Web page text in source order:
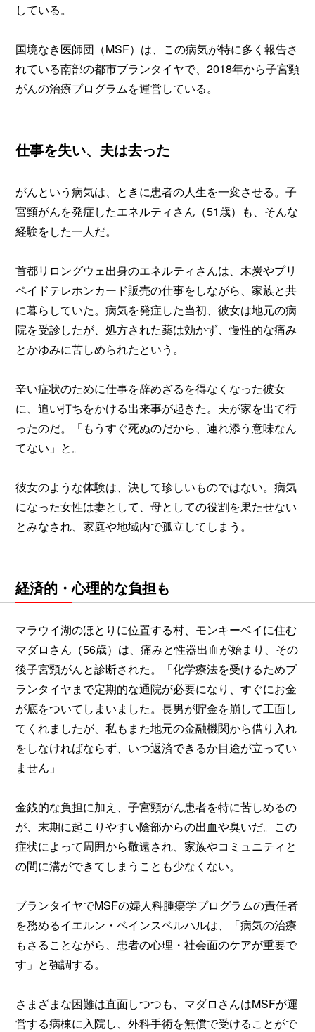
している。
国境なき医師団（MSF）は、この病気が特に多く報告さ
れている南部の都市ブランタイヤで、2018年から子宮頸
がんの治療プログラムを運営している。
仕事を失い、夫は去った
がんという病気は、ときに患者の人生を一変させる。子
宮頸がんを発症したエネルティさん（51歳）も、そんな
経験をした一人だ。
首都リロングウェ出身のエネルティさんは、木炭やプリ
ペイドテレホンカード販売の仕事をしながら、家族と共
に暮らしていた。病気を発症した当初、彼女は地元の病
院を受診したが、処方された薬は効かず、慢性的な痛み
とかゆみに苦しめられたという。
辛い症状のために仕事を辞めざるを得なくなった彼女
に、追い打ちをかける出来事が起きた。夫が家を出て行
ったのだ。「もうすぐ死ぬのだから、連れ添う意味なん
てない」と。
彼女のような体験は、決して珍しいものではない。病気
になった女性は妻として、母としての役割を果たせない
とみなされ、家庭や地域内で孤立してしまう。
経済的・心理的な負担も
マラウイ湖のほとりに位置する村、モンキーベイに住む
マダロさん（56歳）は、痛みと性器出血が始まり、その
後子宮頸がんと診断された。「化学療法を受けるためブ
ランタイヤまで定期的な通院が必要になり、すぐにお金
が底をついてしまいました。長男が貯金を崩して工面し
てくれましたが、私もまた地元の金融機関から借り入れ
をしなければならず、いつ返済できるか目途が立ってい
ません」
金銭的な負担に加え、子宮頸がん患者を特に苦しめるの
が、末期に起こりやすい陰部からの出血や臭いだ。この
症状によって周囲から敬遠され、家族やコミュニティと
の間に溝ができてしまうことも少なくない。
ブランタイヤでMSFの婦人科腫瘍学プログラムの責任者
を務めるイエルン・ベインスベルハルは、「病気の治療
もさることながら、患者の心理・社会面のケアが重要で
す」と強調する。
さまざまな困難は直面しつつも、マダロさんはMSFが運
営する病棟に入院し、外科手術を無償で受けることがで